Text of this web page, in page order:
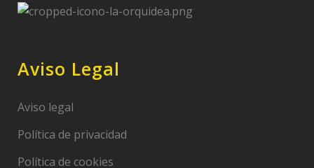
Aviso Legal
Aviso legal
Política de privacidad
Política de cookies